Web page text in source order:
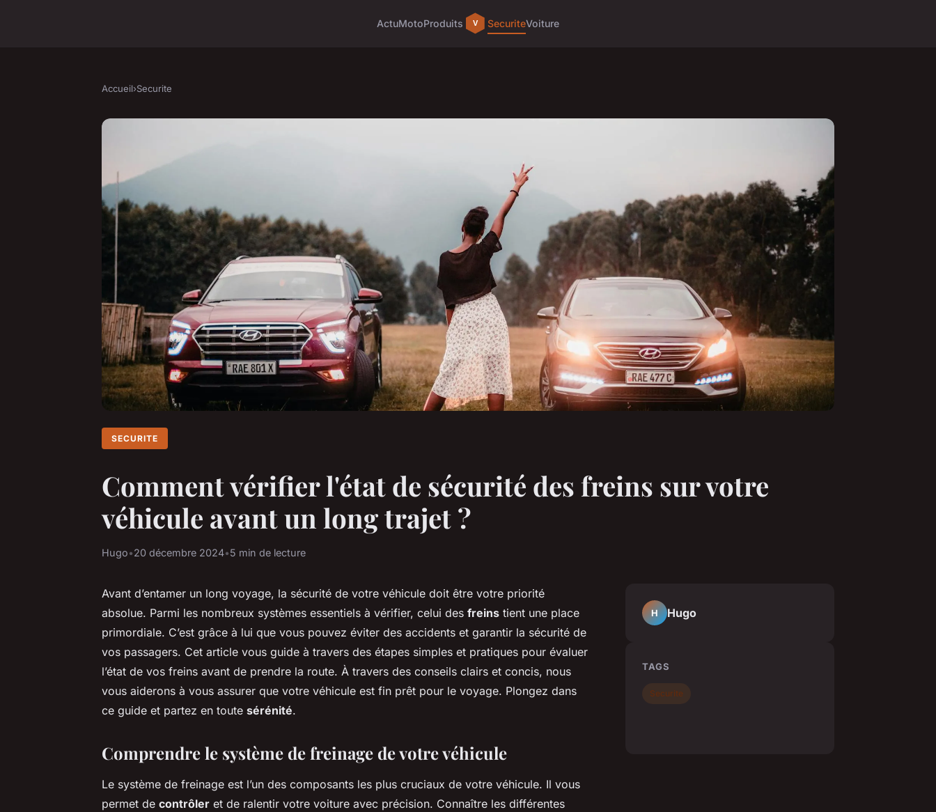
ActuMotoProduits SecuriteVoiture
Accueil›Securite
SECURITE
Comment vérifier l'état de sécurité des freins sur votre
véhicule avant un long trajet ?
Hugo•20 décembre 2024•5 min de lecture
Avant d’entamer un long voyage, la sécurité de votre véhicule doit être votre priorité
absolue. Parmi les nombreux systèmes essentiels à vérifier, celui des freins tient une place
primordiale. C’est grâce à lui que vous pouvez éviter des accidents et garantir la sécurité de
vos passagers. Cet article vous guide à travers des étapes simples et pratiques pour évaluer
l’état de vos freins avant de prendre la route. À travers des conseils clairs et concis, nous
vous aiderons à vous assurer que votre véhicule est fin prêt pour le voyage. Plongez dans
ce guide et partez en toute sérénité.
Comprendre le système de freinage de votre véhicule
Le système de freinage est l’un des composants les plus cruciaux de votre véhicule. Il vous
permet de contrôler et de ralentir votre voiture avec précision. Connaître les différentes
H Hugo
TAGS
Securite